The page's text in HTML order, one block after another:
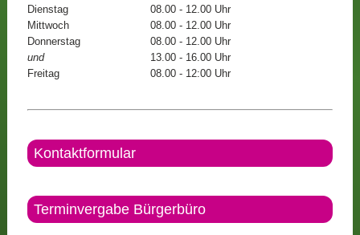
Dienstag
08.00 - 12.00 Uhr
Mittwoch
08.00 - 12.00 Uhr
Donnerstag
08.00 - 12.00 Uhr
und
13.00 - 16.00 Uhr
Freitag
08.00 - 12:00 Uhr
Kontaktformular
Terminvergabe Bürgerbüro